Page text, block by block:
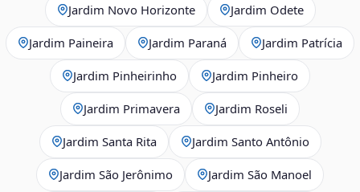
Jardim Novo Horizonte Jardim Odete
Jardim Paineira Jardim Paraná Jardim Patrícia
Jardim Pinheirinho Jardim Pinheiro
Jardim Primavera Jardim Roseli
Jardim Santa Rita Jardim Santo Antônio
Jardim São Jerônimo Jardim São Manoel